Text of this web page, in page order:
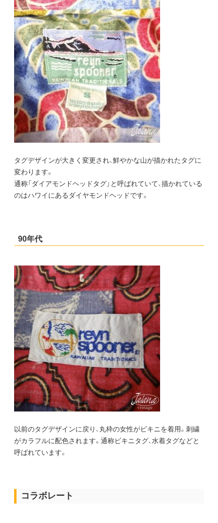
タグデザインが大きく変更され、鮮やかな山が描かれたタグに
変わります。
通称「ダイアモンドヘッドタグ」と呼ばれていて、描かれている
のはハワイにあるダイヤモンドヘッドです。
90年代
以前のタグデザインに戻り、丸枠の女性がビキニを着用。刺繍
がカラフルに配色されます。通称ビキニタグ、水着タグなどと
呼ばれています。
コラボレート